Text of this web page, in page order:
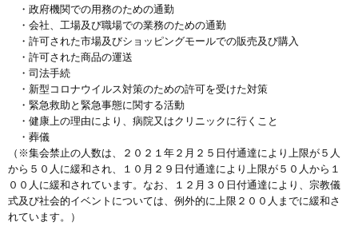
・政府機関での用務のための通勤
・会社、工場及び職場での業務のための通勤
・許可された市場及びショッピングモールでの販売及び購入
・許可された商品の運送
・司法手続
・新型コロナウイルス対策のための許可を受けた対策
・緊急救助と緊急事態に関する活動
・健康上の理由により、病院又はクリニックに行くこと
・葬儀
（※集会禁止の人数は、２０２１年２月２５日付通達により上限が５人
から５０人に緩和され、１０月２９日付通達により上限が５０人から１
００人に緩和されています。なお、１２月３０日付通達により、宗教儀
式及び社会的イベントについては、例外的に上限２００人までに緩和さ
れています。）